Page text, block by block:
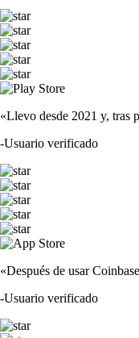
«Llevo desde 2021 y, tras
-Usuario verificado
«Después de usar
-Usuario verificado